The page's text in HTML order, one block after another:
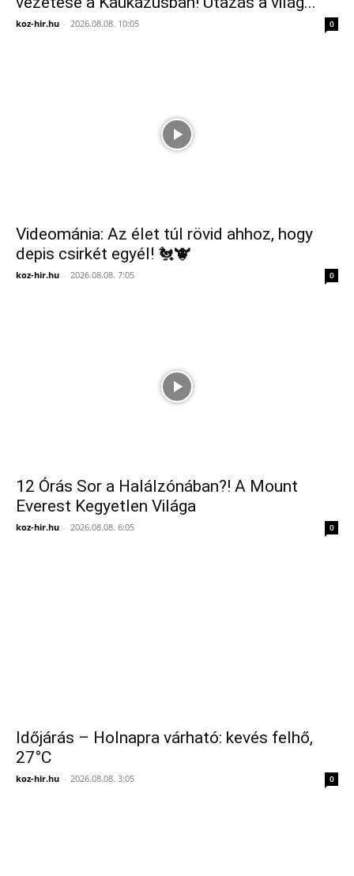
koz-hir.hu - 2026.08.08. 10:05 0
Videománia: Az élet túl rövid ahhoz, hogy
depis csirkét egyél! 🐔🐮
koz-hir.hu - 2026.08.08. 7:05 0
12 Órás Sor a Halálzónában?! A Mount
Everest Kegyetlen Világa
koz-hir.hu - 2026.08.08. 6:05 0
Időjárás – Holnapra várható: kevés felhő,
27°C
koz-hir.hu - 2026.08.08. 3:05 0